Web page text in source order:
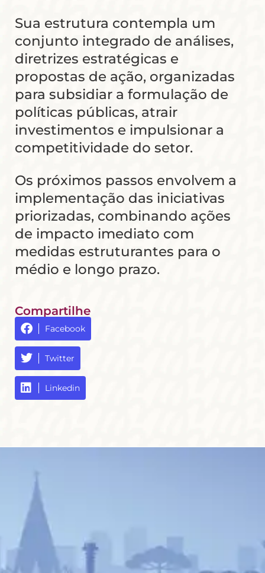
Sua estrutura contempla um
conjunto integrado de análises,
diretrizes estratégicas e
propostas de ação, organizadas
para subsidiar a formulação de
políticas públicas, atrair
investimentos e impulsionar a
competitividade do setor.
Os próximos passos envolvem a
implementação das iniciativas
priorizadas, combinando ações
de impacto imediato com
medidas estruturantes para o
médio e longo prazo.
Compartilhe
Facebook
Twitter
Linkedin